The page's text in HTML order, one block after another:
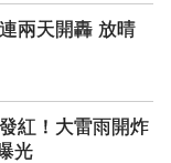
兩天開轟 放晴
紅！大雷雨開炸
光